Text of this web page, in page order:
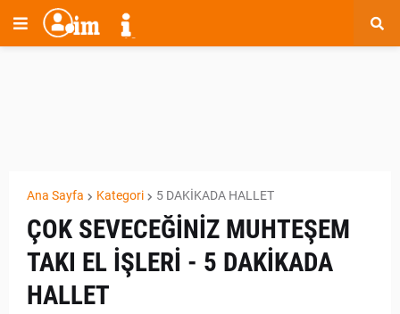
Ana Sayfa Kategori 5 DAKİKADA HALLET
ÇOK SEVECEĞİNİZ MUHTEŞEM
TAKI EL İŞLERİ - 5 DAKİKADA
HALLET